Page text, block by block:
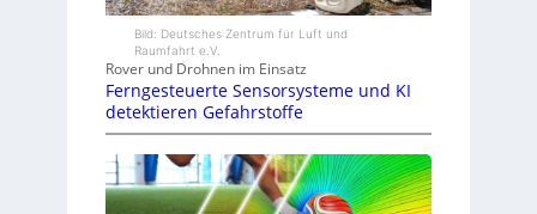
Bild: Deutsches Zentrum für Luft und
Raumfahrt e.V.
Rover und Drohnen im Einsatz
Ferngesteuerte Sensorsysteme und KI
detektieren Gefahrstoffe